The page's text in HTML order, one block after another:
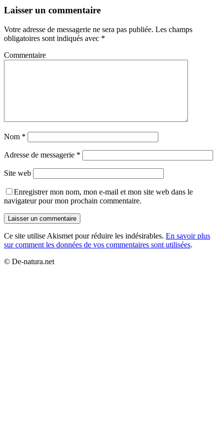
Laisser un commentaire
Votre adresse de messagerie ne sera pas publiée. Les champs
obligatoires sont indiqués avec *
Commentaire
Nom *
Adresse de messagerie *
Site web
Enregistrer mon nom, mon e-mail et mon site web dans le
navigateur pour mon prochain commentaire.
Ce site utilise Akismet pour réduire les indésirables. En savoir plus
sur comment les données de vos commentaires sont utilisées.
© De-natura.net